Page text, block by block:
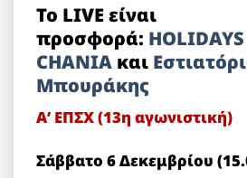
Το LIVE είναι
προσφορά: HOLIDAYS
CHANIA και
Μπουράκης
Α’ ΕΠΣΧ (13η αγωνιστική)
Σάββατο 6 Δεκεμβρίου